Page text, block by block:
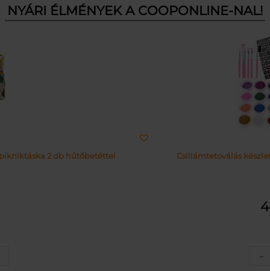
NYÁRI ÉLMÉNYEK A COOPONLINE-NAL!
2 db hűtőbetéttel Csillámtetoválás
–